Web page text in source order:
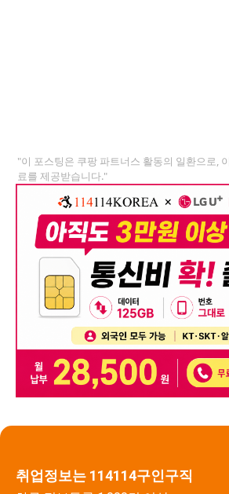
취업정보는 114114구인구직
"이 포스팅은 쿠팡 파트너스 활동의 일환으로,
료를 제공받습니다."